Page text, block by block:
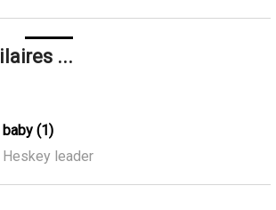
...
baby (1)
Heskey leader